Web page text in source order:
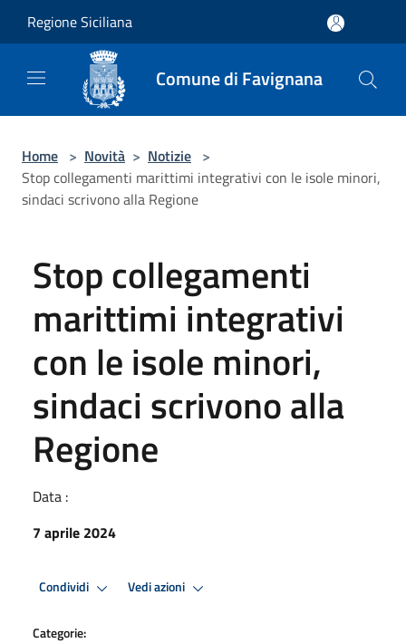
Regione Siciliana
Comune di Favignana
Home > Novità > Notizie >
Stop collegamenti marittimi integrativi con le isole minori,
sindaci scrivono alla Regione
Stop collegamenti
marittimi integrativi
con le isole minori,
sindaci scrivono alla
Regione
Data :
7 aprile 2024
Condividi Vedi azioni
Categorie: